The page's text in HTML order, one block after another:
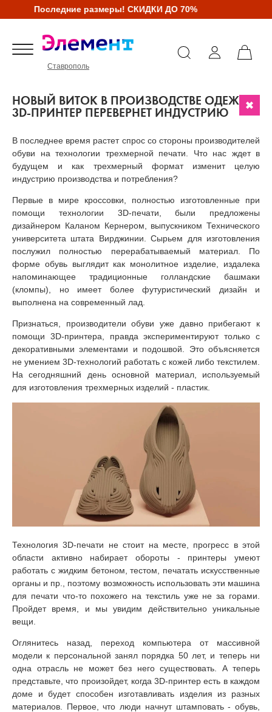
Последние размеры! СКИДКИ ДО 70%
Ставрополь
НОВЫЙ ВИТОК В ПРОИЗВОДСТВЕ ОДЕЖДЫ:
3D-ПРИНТЕР ПЕРЕВЕРНЕТ ИНДУСТРИЮ
В последнее время растет спрос со стороны производителей
обуви на технологии трехмерной печати. Что нас ждет в
будущем и как трехмерный формат изменит целую
индустрию производства и потребления?
Первые в мире кроссовки, полностью изготовленные при
помощи технологии 3D-печати, были предложены
дизайнером Каланом Кернером, выпускником Технического
университета штата Вирджинии. Сырьем для изготовления
послужил полностью перерабатываемый материал. По
форме обувь выглядит как монолитное изделие, издалека
напоминающее традиционные голландские башмаки
(кломпы), но имеет более футуристический дизайн и
выполнена на современный лад.
Признаться, производители обуви уже давно прибегают к
помощи 3D-принтера, правда экспериментируют только с
декоративными элементами и подошвой. Это объясняется
не умением 3D-технологий работать с кожей либо текстилем.
На сегодняшний день основной материал, используемый
для изготовления трехмерных изделий - пластик.
Технология 3D-печати не стоит на месте, прогресс в этой
области активно набирает обороты - принтеры умеют
работать с жидким бетоном, тестом, печатать искусственные
органы и пр., поэтому возможность использовать эти машина
для печати что-то похожего на текстиль уже не за горами.
Пройдет время, и мы увидим действительно уникальные
вещи.
Оглянитесь назад, переход компьютера от массивной
модели к персональной занял порядка 50 лет, и теперь ни
одна отрасль не может без него существовать. А теперь
представьте, что произойдет, когда 3D-принтер есть в каждом
доме и будет способен изготавливать изделия из разных
материалов. Первое, что люди начнут штамповать - обувь,